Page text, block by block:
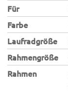
Für
Farbe
Laufradgröße
Rahmengröße
Rahmen